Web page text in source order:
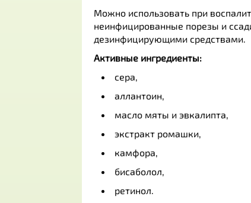
Можно использовать при
неинфицированные порезы и
дезинфицирующими средствами.
Активные ингредиенты:
сера,
аллантоин,
масло мяты и эвкалипта,
экстракт ромашки,
камфора,
бисаболол,
ретинол.